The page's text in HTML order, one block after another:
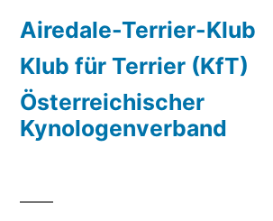
Airedale-Terrier-Klub
Klub für Terrier (KfT)
Österreichischer
Kynologenverband